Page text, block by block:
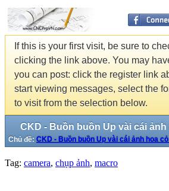
If this is your first visit, be sure to
clicking the link above. You may
you can post: click the register link
start viewing messages, select the
to visit from the selection below.
CKD - Buồn buồn Up vài cái
Chủ đề: CKD - Buồn buồn Up vài cái ảnh hoa
Tag: camera, chụp ảnh, macro